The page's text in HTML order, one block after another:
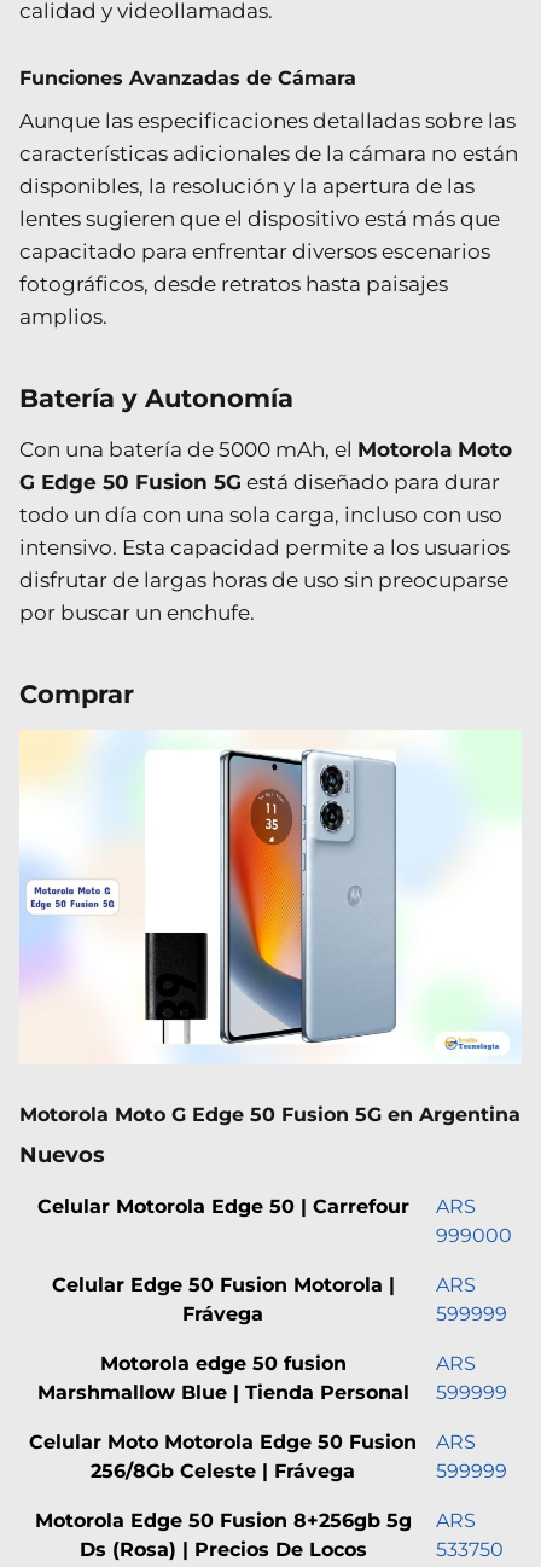
calidad y videollamadas.
Funciones Avanzadas de Cámara
Aunque las especificaciones detalladas sobre las
características adicionales de la cámara no están
disponibles, la resolución y la apertura de las
lentes sugieren que el dispositivo está más que
capacitado para enfrentar diversos escenarios
fotográficos, desde retratos hasta paisajes
amplios.
Batería y Autonomía
Con una batería de 5000 mAh, el Motorola Moto
G Edge 50 Fusion 5G está diseñado para durar
todo un día con una sola carga, incluso con uso
intensivo. Esta capacidad permite a los usuarios
disfrutar de largas horas de uso sin preocuparse
por buscar un enchufe.
Comprar
Motorola Moto G Edge 50 Fusion 5G en Argentina
Nuevos
Celular Motorola Edge 50 | Carrefour
ARS
999000
Celular Edge 50 Fusion Motorola |
Frávega
ARS
599999
Motorola edge 50 fusion
Marshmallow Blue | Tienda Personal
ARS
599999
Celular Moto Motorola Edge 50 Fusion
256/8Gb Celeste | Frávega
ARS
599999
Motorola Edge 50 Fusion 8+256gb 5g
Ds (Rosa) | Precios De Locos
ARS
533750